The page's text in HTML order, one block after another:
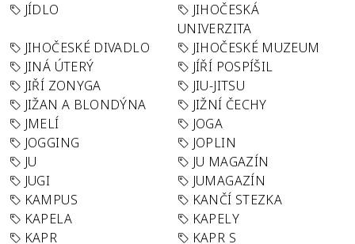
JÍDLO
JIHOČESKÁ
UNIVERZITA
JIHOČESKÉ DIVADLO
JIHOČESKÉ MUZEUM
JINÁ ÚTERÝ
JÍŘÍ POSPÍŠIL
JIŘÍ ZONYGA
JIU-JITSU
JIŽAN A BLONDÝNA
JIŽNÍ ČECHY
JMELÍ
JOGA
JOGGING
JOPLIN
JU
JU MAGAZÍN
JUGI
JUMAGAZÍN
KAMPUS
KANČÍ STEZKA
KAPELA
KAPELY
KAPR
KAPR S